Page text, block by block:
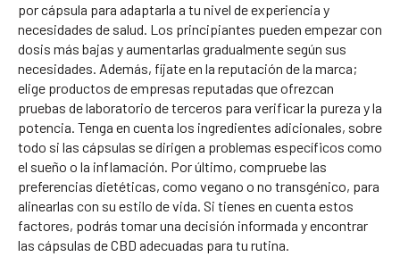
por cápsula para adaptarla a tu nivel de experiencia y
necesidades de salud. Los principiantes pueden empezar con
dosis más bajas y aumentarlas gradualmente según sus
necesidades. Además, fíjate en la reputación de la marca;
elige productos de empresas reputadas que ofrezcan
pruebas de laboratorio de terceros para verificar la pureza y la
potencia. Tenga en cuenta los ingredientes adicionales, sobre
todo si las cápsulas se dirigen a problemas específicos como
el sueño o la inflamación. Por último, compruebe las
preferencias dietéticas, como vegano o no transgénico, para
alinearlas con su estilo de vida. Si tienes en cuenta estos
factores, podrás tomar una decisión informada y encontrar
las cápsulas de CBD adecuadas para tu rutina.